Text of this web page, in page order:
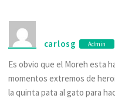
carlosg Admin
Es obvio que el Moreh esta
momentos extremos de
la quinta pata al gato para